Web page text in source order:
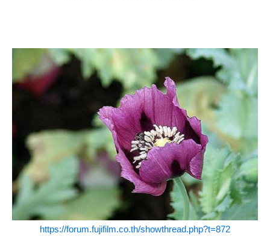
https://forum.fujifilm.co.th/showthread.php?t=872